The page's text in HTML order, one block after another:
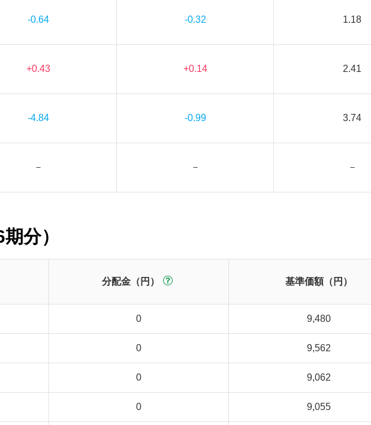
-0.64 -0.32 1.18
+0.43 +0.14 2.41
-4.84 -0.99 3.74
－ － －
分）
分配金（円） 基準価額（円）
0 9,480
0 9,562
0 9,062
0 9,055